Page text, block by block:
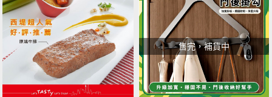
售完，補貨中